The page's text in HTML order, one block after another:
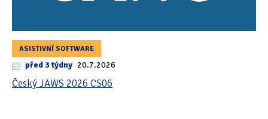
ASISTIVNÍ SOFTWARE
před 3 týdny 20.7.2026
Český JAWS 2026 CS06